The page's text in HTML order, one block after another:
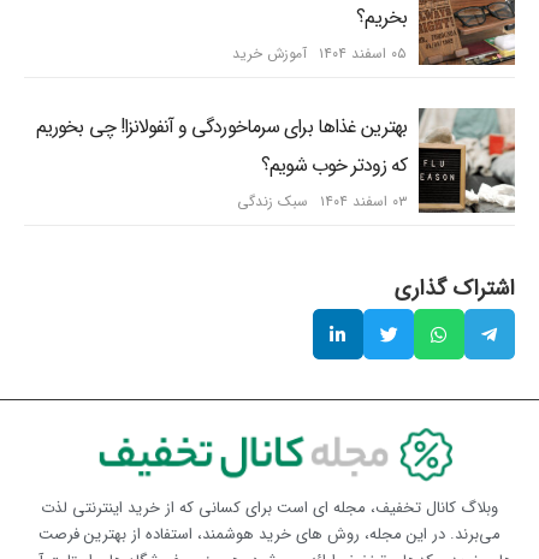
بخریم؟
۰۵ اسفند ۱۴۰۴ آموزش خرید
بهترین غذاها برای سرماخوردگی و آنفولانزا! چی بخوریم
که زودتر خوب شویم؟
۰۳ اسفند ۱۴۰۴ سبک زندگی
اشتراک گذاری
وبلاگ کانال تخفیف، مجله ای است برای کسانی که از خرید اینترنتی لذت
می‌برند. در این مجله، روش های خرید هوشمند، استفاده از بهترین فرصت